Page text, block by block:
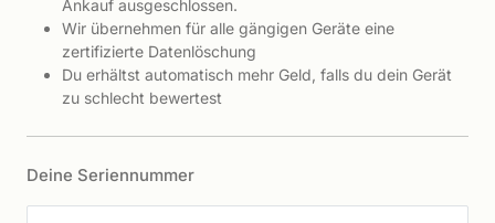
Ankauf ausgeschlossen.
Wir übernehmen für alle gängigen Geräte eine
zertifizierte Datenlöschung
Du erhältst automatisch mehr Geld, falls du dein Gerät
zu schlecht bewertest
Deine Seriennummer